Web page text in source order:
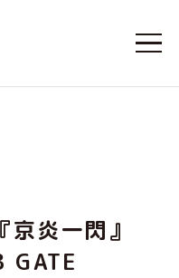
炎一閃』
GATE